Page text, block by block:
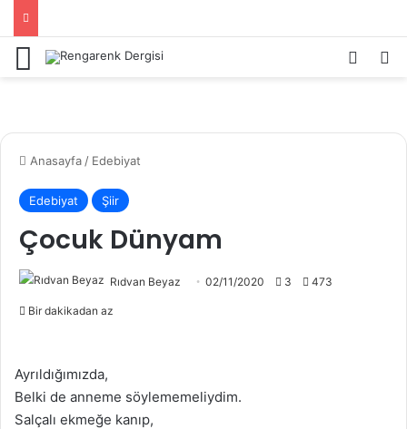
Menü Kayıt
Anasayfa / Edebiyat
Edebiyat Şiir
Çocuk Dünyam
Rıdvan Beyaz 02/11/2020 3 473
Bir dakikadan az
Ayrıldığımızda,
Belki de anneme söylememeliydim.
Salçalı ekmeğe kanıp,